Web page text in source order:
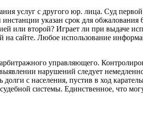
услуг с другого юр. лица. Суд
указан срок для
или второй? Играет ли при выдаче
на сайте. Любое использование
управляющего.
нарушений следует
с населения, пустив в ход
системы. Единственное, что